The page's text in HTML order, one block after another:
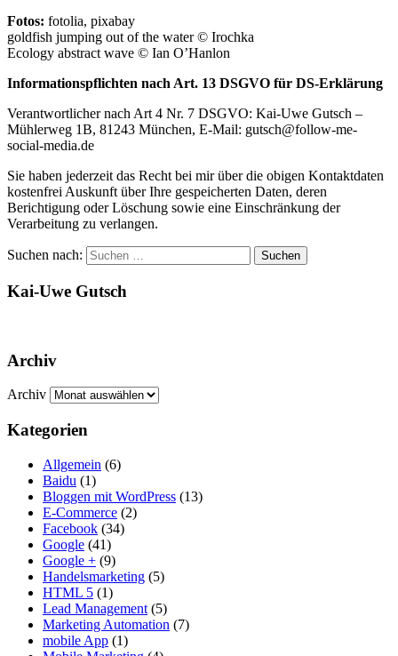
Fotos: fotolia, pixabay
goldfish jumping out of the water © Irochka
Ecology abstract wave © Ian O’Hanlon
Informationspflichten nach Art. 13 DSGVO für DS-Erklärung
Verantwortlicher nach Art 4 Nr. 7 DSGVO: Kai-Uwe Gutsch –
Mühlerweg 1B, 81243 München, E-Mail: gutsch@follow-me-
social-media.de
Sie haben jederzeit das Recht bei mir über die obigen Kontaktdaten
kostenfrei Auskunft über Ihre gespeicherten Daten, deren
Berichtigung oder Löschung sowie eine Einschränkung der
Verarbeitung zu verlangen.
Suchen nach: Suchen
Kai-Uwe Gutsch
Archiv
Archiv
Kategorien
Allgemein (6)
Baidu (1)
Bloggen mit WordPress (13)
E-Commerce (2)
Facebook (34)
Google (41)
Google + (9)
Handelsmarketing (5)
HTML 5 (1)
Lead Management (5)
Marketing Automation (7)
mobile App (1)